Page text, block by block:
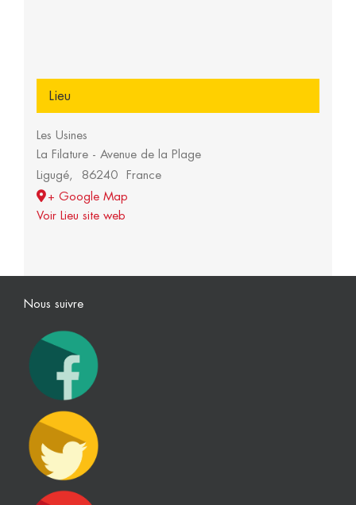
Lieu
Les Usines
La Filature - Avenue de la Plage
Ligugé, 86240
France
+ Google Map
Voir Lieu site web
Nous suivre